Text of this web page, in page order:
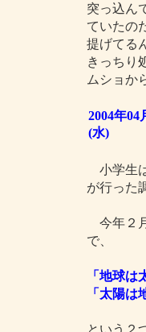
突っ込ん
ていたの
提げてる
きっちり
ムショか
2004年04
(水)
小学生
が行った
今年２
で、
「地球は
「太陽は
という２